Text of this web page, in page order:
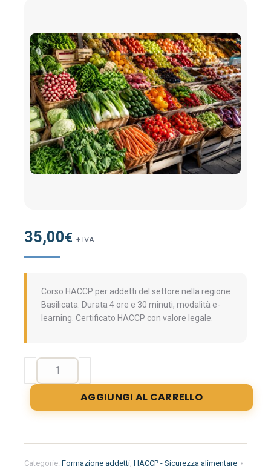
35,00€ + IVA
Corso HACCP per addetti del settore nella regione
Basilicata. Durata 4 ore e 30 minuti, modalità e-
learning. Certificato HACCP con valore legale.
Formazione
per
addetti
alimentare
AGGIUNGI AL CARRELLO
Categorie: Formazione addetti, HACCP - Sicurezza alimentare